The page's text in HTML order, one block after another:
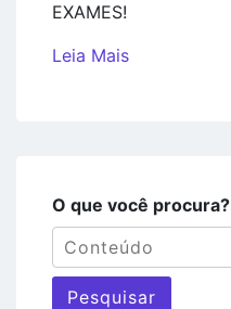
EXAMES!
Leia Mais
O que você procura?
Pesquisar